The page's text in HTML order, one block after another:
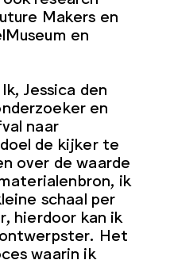
Makers en
en
Jessica den
en
naar
de kijker te
over de waarde
ik
schaal per
hierdoor kan ik
Het
waarin ik